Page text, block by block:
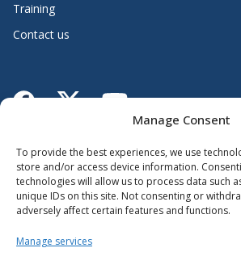
Manage Consent
To provide the best experiences, we use
store and/or access device information.
technologies will allow us to process data such
unique IDs on this site. Not consenting or
adversely affect certain features and functions.
Manage services
Training
Contact us
Lien vers Facebook
Lien vers XLien vers Youtube
Follow the Ministère de l’Éducation